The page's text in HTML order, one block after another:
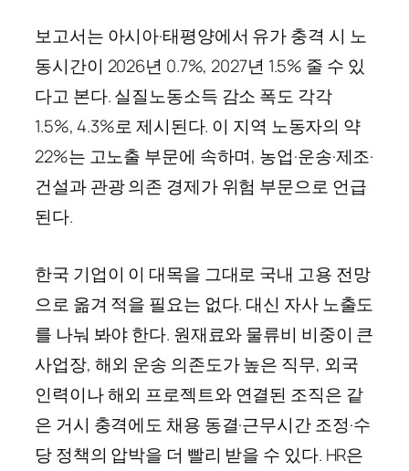
보고서는 아시아·태평양에서 유가 충격 시 노
동시간이 2026년 0.7%, 2027년 1.5% 줄 수 있
다고 본다. 실질노동소득 감소 폭도 각각
1.5%, 4.3%로 제시된다. 이 지역 노동자의 약
22%는 고노출 부문에 속하며, 농업·운송·제조·
건설과 관광 의존 경제가 위험 부문으로 언급
된다.
한국 기업이 이 대목을 그대로 국내 고용 전망
으로 옮겨 적을 필요는 없다. 대신 자사 노출도
를 나눠 봐야 한다. 원재료와 물류비 비중이 큰
사업장, 해외 운송 의존도가 높은 직무, 외국
인력이나 해외 프로젝트와 연결된 조직은 같
은 거시 충격에도 채용 동결·근무시간 조정·수
당 정책의 압박을 더 빨리 받을 수 있다. HR은